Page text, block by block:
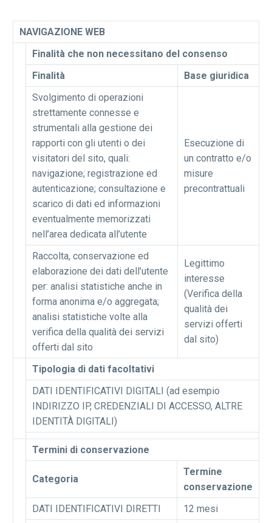
NAVIGAZIONE WEB
Finalità che non necessitano del consenso
Finalità
Base giuridica
Svolgimento di operazioni
strettamente connesse e
strumentali alla gestione dei
rapporti con gli utenti o dei
visitatori del sito, quali:
navigazione; registrazione ed
autenticazione; consultazione e
scarico di dati ed informazioni
eventualmente memorizzati
nell’area dedicata all’utente
Esecuzione di
un contratto e/o
misure
precontrattuali
Raccolta, conservazione ed
elaborazione dei dati dell’utente
per: analisi statistiche anche in
forma anonima e/o aggregata;
analisi statistiche volte alla
verifica della qualità dei servizi
offerti dal sito
Legittimo
interesse
(Verifica della
qualità dei
servizi offerti
dal sito)
Tipologia di dati facoltativi
DATI IDENTIFICATIVI DIGITALI (ad esempio
INDIRIZZO IP, CREDENZIALI DI ACCESSO, ALTRE
IDENTITÀ DIGITALI)
Termini di conservazione
Categoria
Termine
conservazione
DATI IDENTIFICATIVI DIRETTI
12 mesi